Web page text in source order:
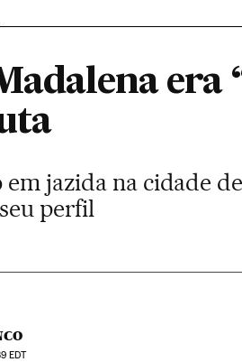
era
em jazida na cidade
perfil
EDT